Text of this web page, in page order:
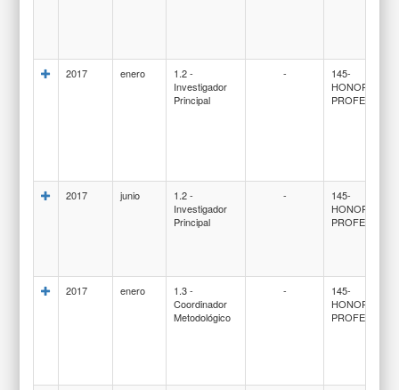
2017 enero
1.2 -
Investigador
Principal
-
145-
HONORARIOS
2017 junio
1.2 -
Investigador
Principal
-
145-
HONORARIOS
2017 enero
1.3 -
Coordinador
Metodológico
-
145-
HONORARIOS